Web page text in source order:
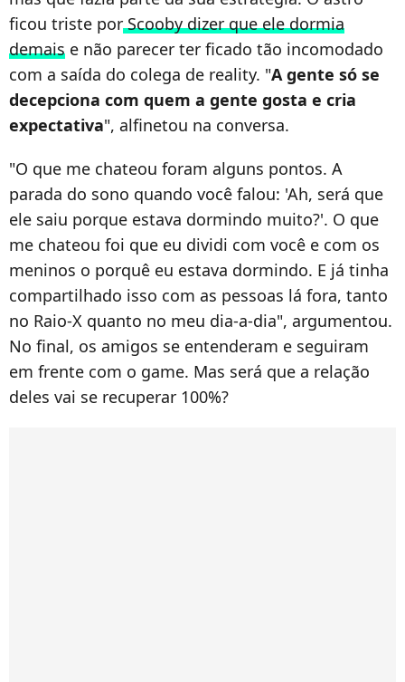
ficou triste porScooby dizer que ele dormia
demais e não parecer ter ficado tão incomodado
com a saída do colega de reality. "A gente só se
decepciona com quem a gente gosta e cria
expectativa", alfinetou na conversa.
"O que me chateou foram alguns pontos. A
parada do sono quando você falou: 'Ah, será que
ele saiu porque estava dormindo muito?'. O que
me chateou foi que eu dividi com você e com os
meninos o porquê eu estava dormindo. E já tinha
compartilhado isso com as pessoas lá fora, tanto
no Raio-X quanto no meu dia-a-dia", argumentou.
No final, os amigos se entenderam e seguiram
em frente com o game. Mas será que a relação
deles vai se recuperar 100%?